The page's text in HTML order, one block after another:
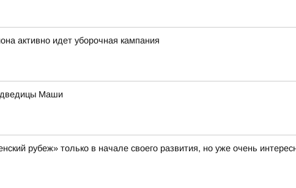
активно идет уборочная кампания
Маши
рубеж» только в начале своего развития, но уже очень